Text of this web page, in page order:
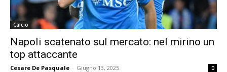
Calcio
Napoli scatenato sul mercato: nel mirino un
top attaccante
Cesare De Pasquale - Giugno 13, 2025 0